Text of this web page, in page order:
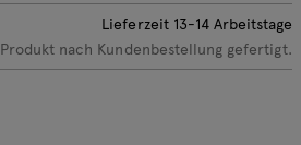
Lieferzeit 13-14Arbeitstage
Produkt nach Kundenbestellung gefertigt.